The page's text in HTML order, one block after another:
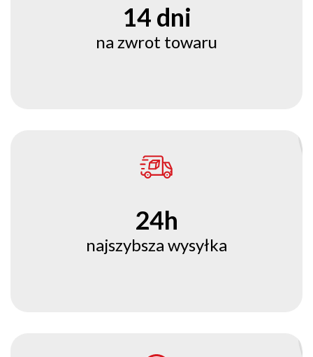
14 dni
na zwrot towaru
24h
najszybsza wysyłka